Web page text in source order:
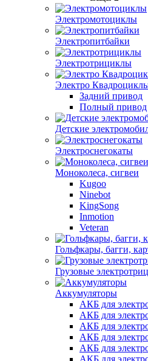
Электромотоциклы
Электропитбайки
Электротрициклы
Электро
Задний привод
Полный привод
Детские
Электроснегокаты
Моноколеса, сигвеи
Kugoo
Ninebot
KingSong
Inmotion
Veteran
Гольфкары, багги,
Грузовые
Аккумуляторы
АКБ для
АКБ для
АКБ для
АКБ для
АКБ для
АКБ для